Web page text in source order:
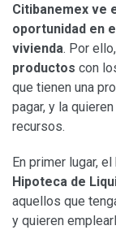
Citibanemex ve
oportunidad en
vivienda. Por
productos con
que tienen una
pagar, y la
recursos.
En primer lugar,
Hipoteca de
aquellos que
y quieren